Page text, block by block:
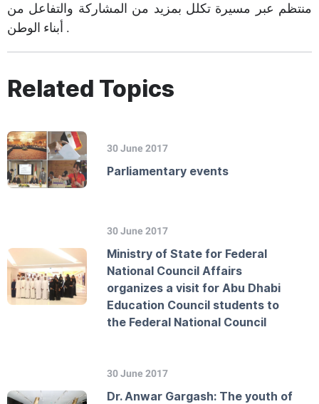
منتظم عبر مسيرة تكلل بمزيد من المشاركة والتفاعل من
أبناء الوطن .
Related Topics
30 June 2017
Parliamentary events
30 June 2017
Ministry of State for Federal
National Council Affairs
organizes a visit for Abu Dhabi
Education Council students to
the Federal National Council
30 June 2017
Dr. Anwar Gargash: The youth of